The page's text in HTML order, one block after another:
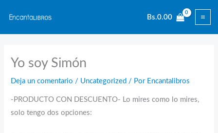
contenido
Bs.0.00
Yo soy Simón
Deja un comentario / Uncategorized / Por Encantalibros
-PRODUCTO CON DESCUENTO- Lo mires como lo mires,
solo tengo dos opciones: